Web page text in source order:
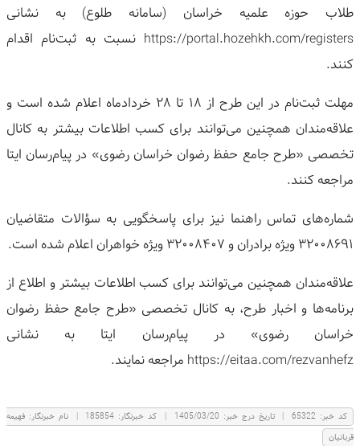
طلاب حوزه علمیه خراسان (سامانه طلوع) به نشانی
https://portal.hozehkh.com/registers نسبت به ثبت‌نام اقدام
کنند.
مهلت ثبت‌نام در این طرح از ۱۸ تا ۲۸ خردادماه اعلام شده است و
علاقه‌مندان همچنین می‌توانند برای کسب اطلاعات بیشتر به کانال
تخصصی «طرح جامع حفظ رضوان خراسان رضوی» در پیام‌رسان ایتا
مراجعه کنند.
شماره‌های تماس راهنما نیز برای پاسخگویی به سؤالات متقاضیان
۳۲۰۰۸۶۹۱ ویژه برادران و ۳۲۰۰۸۴۰۷ ویژه خواهران اعلام شده است.
علاقه‌مندان همچنین می‌توانند برای کسب اطلاعات بیشتر و اطلاع از
برنامه‌ها و اخبار طرح، به کانال تخصصی «طرح جامع حفظ رضوان
خراسان رضوی» در پیام‌رسان ایتا به نشانی
https://eitaa.com/rezvanhefz مراجعه نمایند.
كد خبر: 65322
| تاریخ درج خبر: 1405/03/20
| کد خبرنگار: 185854
| نام خبرنگار: فهيمه
قربانيان